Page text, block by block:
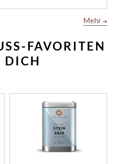
Mehr ➔
FAVORITEN
DICH